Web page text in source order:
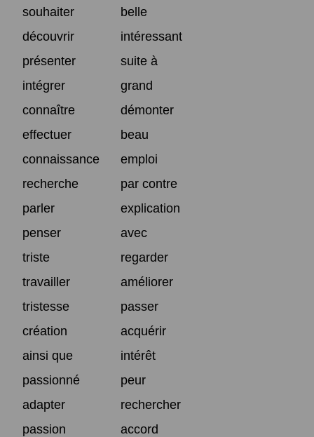
souhaiter
belle
découvrir
intéressant
présenter
suite à
intégrer
grand
connaître
démonter
effectuer
beau
connaissance
emploi
recherche
par contre
parler
explication
penser
avec
triste
regarder
travailler
améliorer
tristesse
passer
création
acquérir
ainsi que
intérêt
passionné
peur
adapter
rechercher
passion
accord